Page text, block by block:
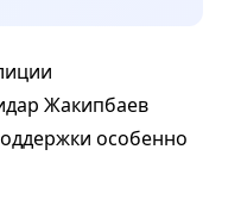
Жакипбаев
особенно